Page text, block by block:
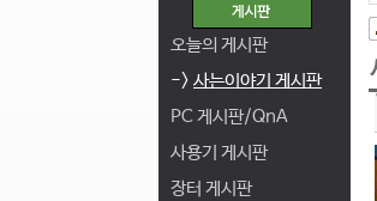
오늘의 게시판
-> 사는이야기 게시판
PC 게시판/QnA
사용기 게시판
장터 게시판